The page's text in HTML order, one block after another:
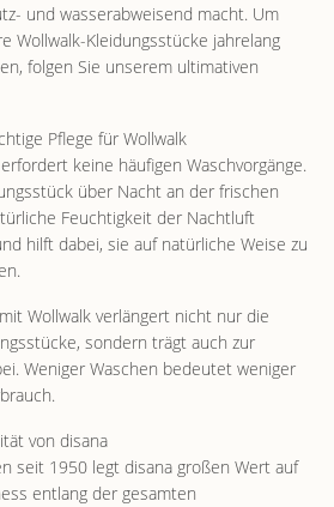
und wasserabweisend macht. Um
Wollwalk-Kleidungsstücke jahrelang
folgen Sie unserem ultimativen
Pflege für Wollwalk
keine häufigen Waschvorgänge.
über Nacht an der frischen
Feuchtigkeit der Nachtluft
hilft dabei, sie auf natürliche Weise zu
Wollwalk verlängert nicht nur die
sondern trägt auch zur
Weniger Waschen bedeutet weniger
von disana
seit 1950 legt disana großen Wert auf
entlang der gesamten